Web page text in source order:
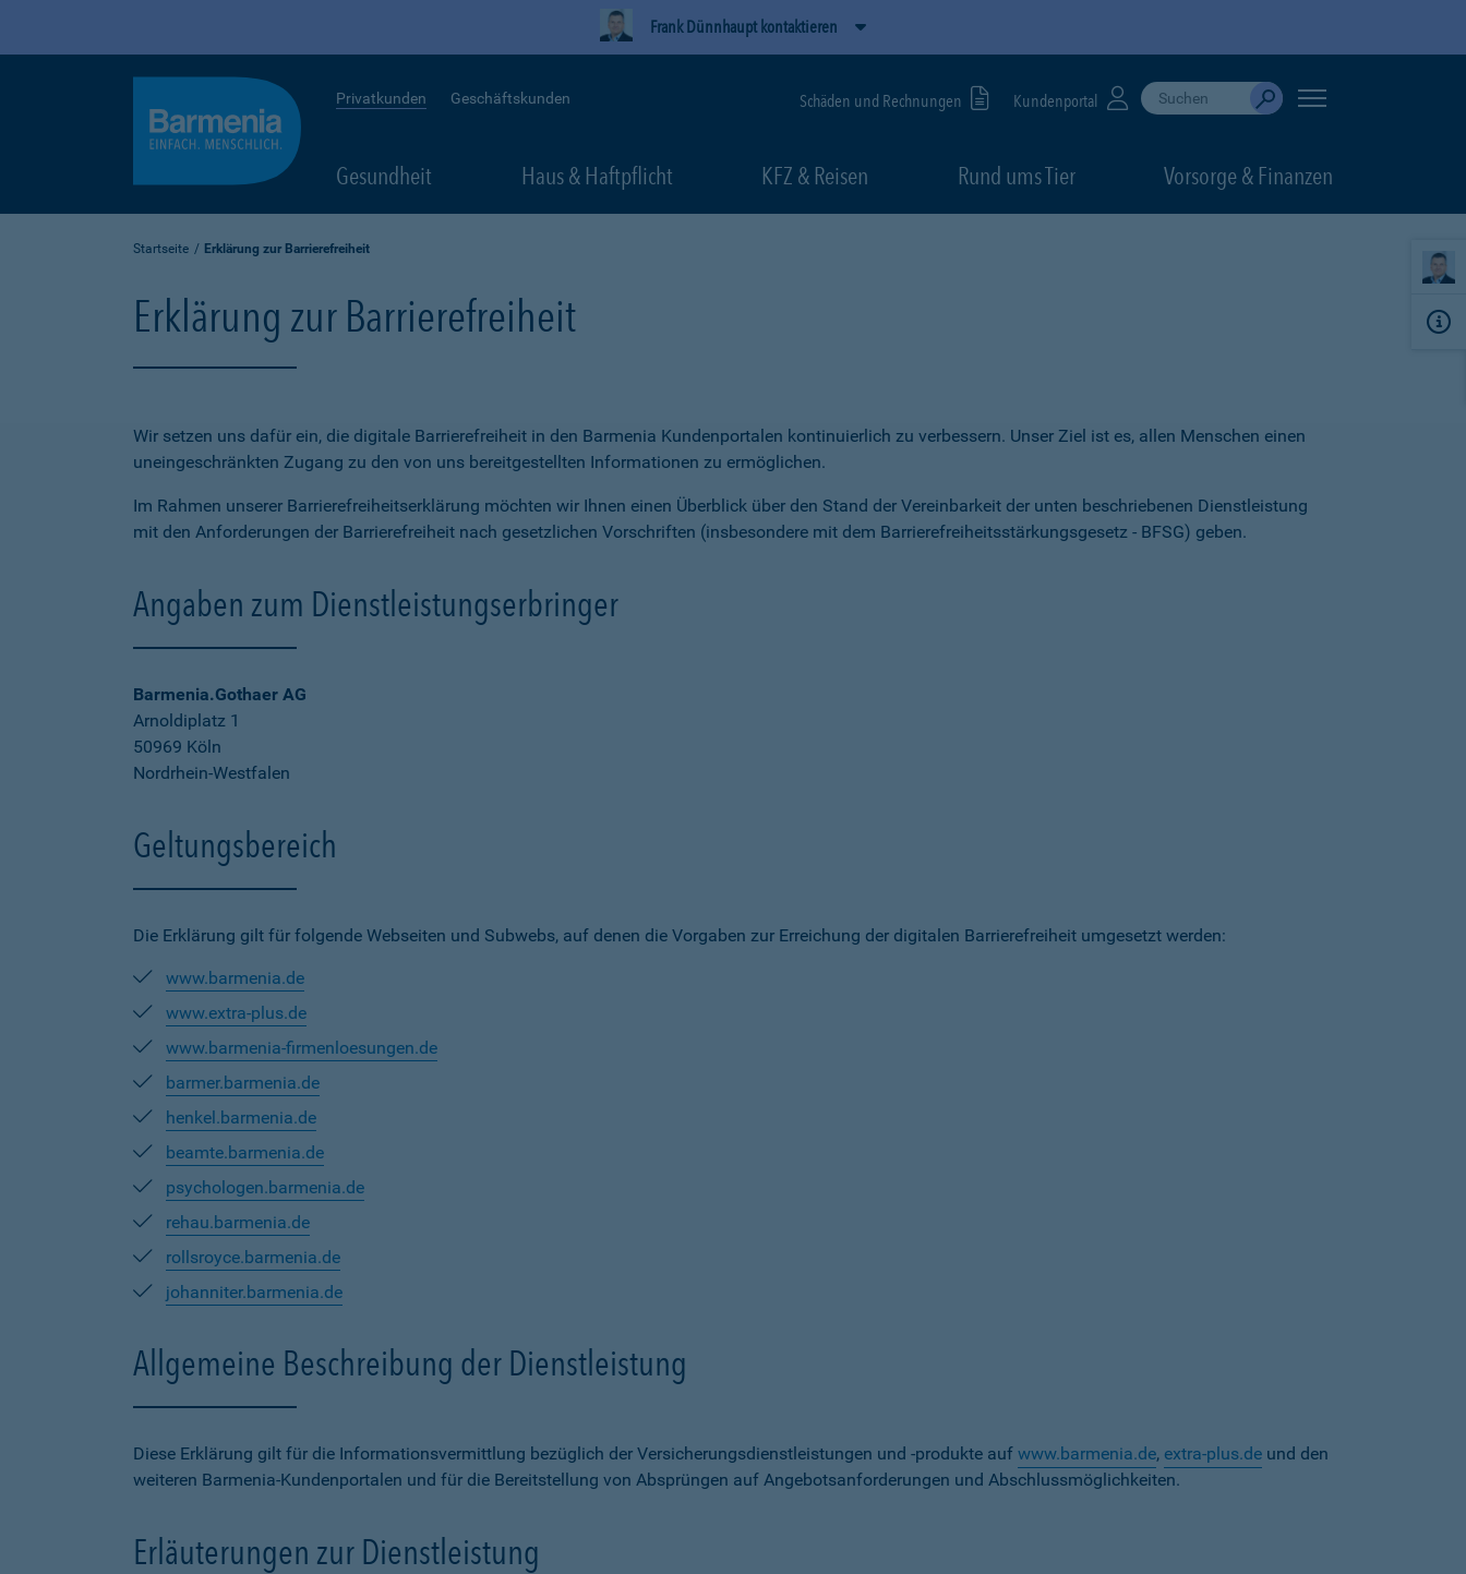
Frank Dünnhaupt kontaktieren
Privatkunden Geschäftskunden Schäden und Rechnungen Kundenportal Suche durchführen
When autocomplete results are available, use
Absenden
Gesundheit Haus & Haftpflicht KFZ & Reisen Rund ums Tier Vorsorge & Finanzen
Startseite Erklärung zur Barrierefreiheit
Erklärung zur Barrierefreiheit
Wir setzen uns dafür ein, die digitale Barrierefreiheit in den Barmenia Kundenportalen kontinuierlich zu verbessern. Unser Ziel ist es, allen Menschen einen
uneingeschränkten Zugang zu den von uns bereitgestellten Informationen zu ermöglichen.
Im Rahmen unserer Barrierefreiheitserklärung möchten wir Ihnen einen Überblick über den Stand der Vereinbarkeit der unten beschriebenen Dienstleistung
mit den Anforderungen der Barrierefreiheit nach gesetzlichen Vorschriften (insbesondere mit dem Barrierefreiheitsstärkungsgesetz - BFSG) geben.
Angaben zum Dienstleistungserbringer
Barmenia.Gothaer AG
Arnoldiplatz 1
50969 Köln
Nordrhein-Westfalen
Geltungsbereich
Die Erklärung gilt für folgende Webseiten und Subwebs, auf denen die Vorgaben zur Erreichung der digitalen Barrierefreiheit umgesetzt werden:
www.barmenia.de
www.extra-plus.de
www.barmenia-firmenloesungen.de
barmer.barmenia.de
henkel.barmenia.de
beamte.barmenia.de
psychologen.barmenia.de
rehau.barmenia.de
rollsroyce.barmenia.de
johanniter.barmenia.de
Allgemeine Beschreibung der Dienstleistung
Diese Erklärung gilt für die Informationsvermittlung bezüglich der Versicherungsdienstleistungen und -produkte auf www.barmenia.de, extra-plus.de und den
weiteren Barmenia-Kundenportalen und für die Bereitstellung von Absprüngen auf Angebotsanforderungen und Abschlussmöglichkeiten.
Erläuterungen zur Dienstleistung